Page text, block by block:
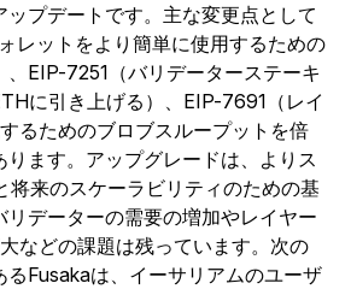
ップデートです。主な変更点として
レットをより簡単に使用するための
、EIP-7251（バリデーターステーキ
に引き上げる）、EIP-7691（レイ
るためのブロブスループットを倍
ます。アップグレードは、よりス
将来のスケーラビリティのための基
リデーターの需要の増加やレイヤー
などの課題は残っています。次の
るFusakaは、イーサリアムのユーザ